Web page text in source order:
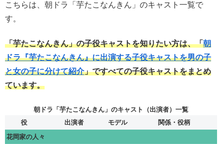
こちらは、朝ドラ「芋たこなんきん」のキャスト一覧で
す。
「芋たこなんきん」の子役キャストを知りたい方は、「朝
ドラ『芋たこなんきん』に出演する子役キャストを男の子
と女の子に分けて紹介」ですべての子役キャストをまとめ
ています。
朝ドラ「芋たこなんきん」のキャスト（出演者）一覧
役
出演者 モデル
関係・役柄
花岡家の人々